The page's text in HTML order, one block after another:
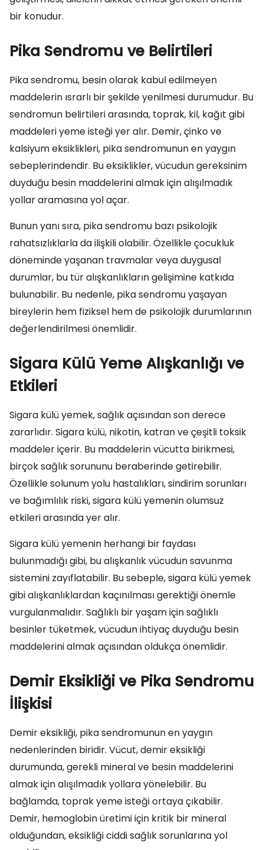
bir konudur.
Pika Sendromu ve Belirtileri
Pika sendromu, besin olarak kabul edilmeyen
maddelerin ısrarlı bir şekilde yenilmesi durumudur. Bu
sendromun belirtileri arasında, toprak, kil, kağıt gibi
maddeleri yeme isteği yer alır. Demir, çinko ve
kalsiyum eksiklikleri, pika sendromunun en yaygın
sebeplerindendir. Bu eksiklikler, vücudun gereksinim
duyduğu besin maddelerini almak için alışılmadık
yollar aramasına yol açar.
Bunun yanı sıra, pika sendromu bazı psikolojik
rahatsızlıklarla da ilişkili olabilir. Özellikle çocukluk
döneminde yaşanan travmalar veya duygusal
durumlar, bu tür alışkanlıkların gelişimine katkıda
bulunabilir. Bu nedenle, pika sendromu yaşayan
bireylerin hem fiziksel hem de psikolojik durumlarının
değerlendirilmesi önemlidir.
Sigara Külü Yeme Alışkanlığı ve
Etkileri
Sigara külü yemek, sağlık açısından son derece
zararlıdır. Sigara külü, nikotin, katran ve çeşitli toksik
maddeler içerir. Bu maddelerin vücutta birikmesi,
birçok sağlık sorununu beraberinde getirebilir.
Özellikle solunum yolu hastalıkları, sindirim sorunları
ve bağımlılık riski, sigara külü yemenin olumsuz
etkileri arasında yer alır.
Sigara külü yemenin herhangi bir faydası
bulunmadığı gibi, bu alışkanlık vücudun savunma
sistemini zayıflatabilir. Bu sebeple, sigara külü yemek
gibi alışkanlıklardan kaçınılması gerektiği önemle
vurgulanmalıdır. Sağlıklı bir yaşam için sağlıklı
besinler tüketmek, vücudun ihtiyaç duyduğu besin
maddelerini almak açısından oldukça önemlidir.
Demir Eksikliği ve Pika Sendromu
İlişkisi
Demir eksikliği, pika sendromunun en yaygın
nedenlerinden biridir. Vücut, demir eksikliği
durumunda, gerekli mineral ve besin maddelerini
almak için alışılmadık yollara yönelebilir. Bu
bağlamda, toprak yeme isteği ortaya çıkabilir.
Demir, hemoglobin üretimi için kritik bir mineral
olduğundan, eksikliği ciddi sağlık sorunlarına yol